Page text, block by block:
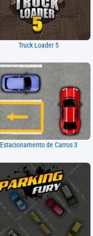
Truck Loader 5
Estacionamento de Carros 3